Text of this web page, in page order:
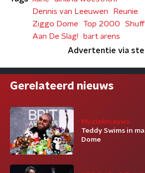
Dennis van Leeuwen
Reunie
Ziggo Dome
Top 2000
Aan De Slag!
bart arens
Advertentie via
Gerelateerd nieuws
Muzieknieuws
Teddy Swims in
Dome